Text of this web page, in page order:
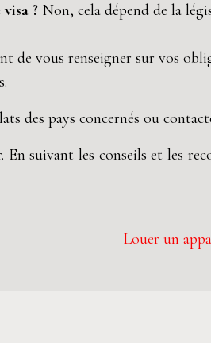
? Non, cela dépend de la
de vous renseigner sur vos
des pays concernés ou
suivant les conseils et les
Louer un